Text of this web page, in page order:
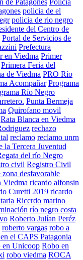
de Patagones Policía
policia de el
policia de rio negro
del Centro de
Portal de Servicios de
Prefectura
en Viedma Primer
Primera Feria del
de Viedma PRO Río
Acompañar Programa
Río Negro
Punta Bermeja
Quirofano movil
Rata Blanca en Viedma
rechazo
reclamo reclamo unrn
la Tercera Juventud
del río Negro
civil Registro Civil
zona desfavorable
Viedma ricardo alfonsin
Curetti 2019 ricardo
Riccrdo marino
río negro costa
Roberto Julían Peréz
roberto vargas robo a
el CAPS Patagonia
en Unicoop Robo en
robo viedma ROCA